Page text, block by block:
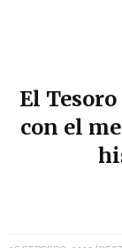
El
con el